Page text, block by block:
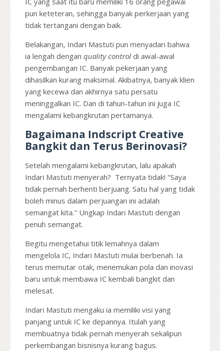
pun keteteran, sehingga banyak perkerjaan yang
tidak tertangani dengan baik.
Belakangan, Indari Mastuti pun menyadari bahwa
ia lengah dengan quality control di awal-awal
pengembangan IC. Banyak pekerjaan yang
dihasilkan kurang maksimal. Akibatnya, banyak klien
yang kecewa dan akhirnya satu persatu
meninggalkan IC. Dan di tahun-tahun ini juga IC
mengalami kebangkrutan pertamanya.
Bagaimana Indscript Creative
Bangkit dan Terus Berinovasi?
Setelah mengalami kebangkrutan, lalu apakah
Indari Mastuti menyerah? Ternyata tidak! "Saya
tidak pernah berhenti berjuang. Satu hal yang tidak
boleh minus dalam perjuangan ini adalah
semangat kita." Ungkap Indari Mastuti dengan
penuh semangat.
Begitu mengetahui titik lemahnya dalam
mengelola IC, Indari Mastuti mulai berbenah. Ia
terus memutar otak, menemukan pola dan inovasi
baru untuk membawa IC kembali bangkit dan
melesat.
Indari Mastuti mengaku ia memiliki visi yang
panjang untuk IC ke depannya. Itulah yang
membuatnya tidak pernah menyerah sekalipun
perkembangan bisnisnya kurang bagus.